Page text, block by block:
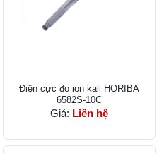
Điện cực đo ion kali HORIBA
6582S-10C
Giá: Liên hệ